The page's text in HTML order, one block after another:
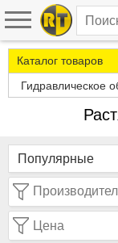
Каталог товаров
Гидравлическое
Цена